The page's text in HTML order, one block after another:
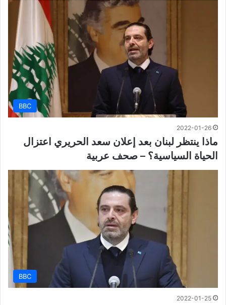
BBC
2022-01-26
ماذا ينتظر لبنان بعد إعلان سعد الحريري اعتزال
الحياة السياسية؟ – صحف عربية
BBC
2022-01-25